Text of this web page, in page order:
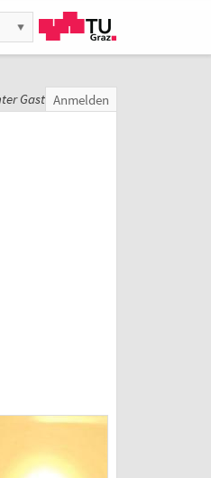
Gast Anmelden